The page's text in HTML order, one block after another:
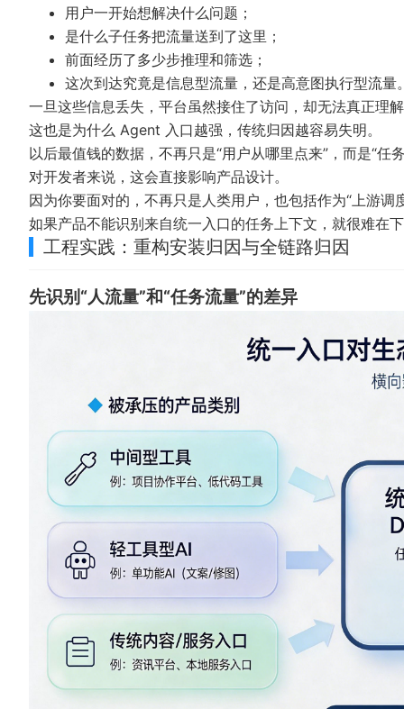
用户一开始想解决什么问题；
是什么子任务把流量送到了这里；
前面经历了多少步推理和筛选；
这次到达究竟是信息型流量，还是高意图执行型流量
一旦这些信息丢失，平台虽然接住了访问，却无法真正理
这也是为什么 Agent 入口越强，传统归因越容易失明。
以后最值钱的数据，不再只是“用户从哪里点来”，而是“
对开发者来说，这会直接影响产品设计。
因为你要面对的，不再只是人类用户，也包括作为“上游调
如果产品不能识别来自统一入口的任务上下文，就很难在
工程实践：重构安装归因与全链路归因
先识别“人流量”和“任务流量”的差异